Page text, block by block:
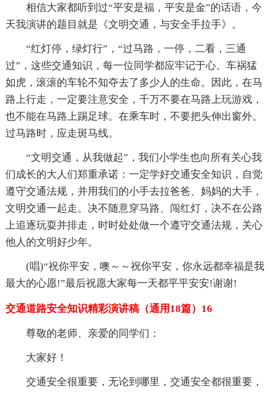
相信大家都听到过“平安是福，平安是金”的话语，今
天我演讲的题目就是《文明交通，与安全手拉手》。
“红灯停，绿灯行”，“过马路，一停，二看，三通
过”，这些交通知识，每一位同学都应牢记于心。车祸猛
如虎，滚滚的车轮不知夺去了多少人的生命。因此，在马
路上行走，一定要注意安全，千万不要在马路上玩游戏，
也不能在马路上踢足球。在乘车时，不要把头伸出窗外。
过马路时，应走斑马线。
“文明交通，从我做起”，我们小学生也向所有关心我
们成长的大人们郑重承诺：一定学好交通安全知识，自觉
遵守交通法规，并用我们的小手去拉爸爸、妈妈的大手，
文明交通一起走。决不随意穿马路、闯红灯，决不在公路
上追逐玩耍并排走，时时处处做一个遵守交通法规，关心
他人的文明好少年。
(唱)“祝你平安，噢～～祝你平安，你永远都幸福是我
最大的心愿!”最后祝愿大家每一天都平平安安!谢谢!
交通道路安全知识精彩演讲稿（通用18篇）16
尊敬的老师、亲爱的同学们：
大家好！
交通安全很重要，无论到哪里，交通安全都很重要，